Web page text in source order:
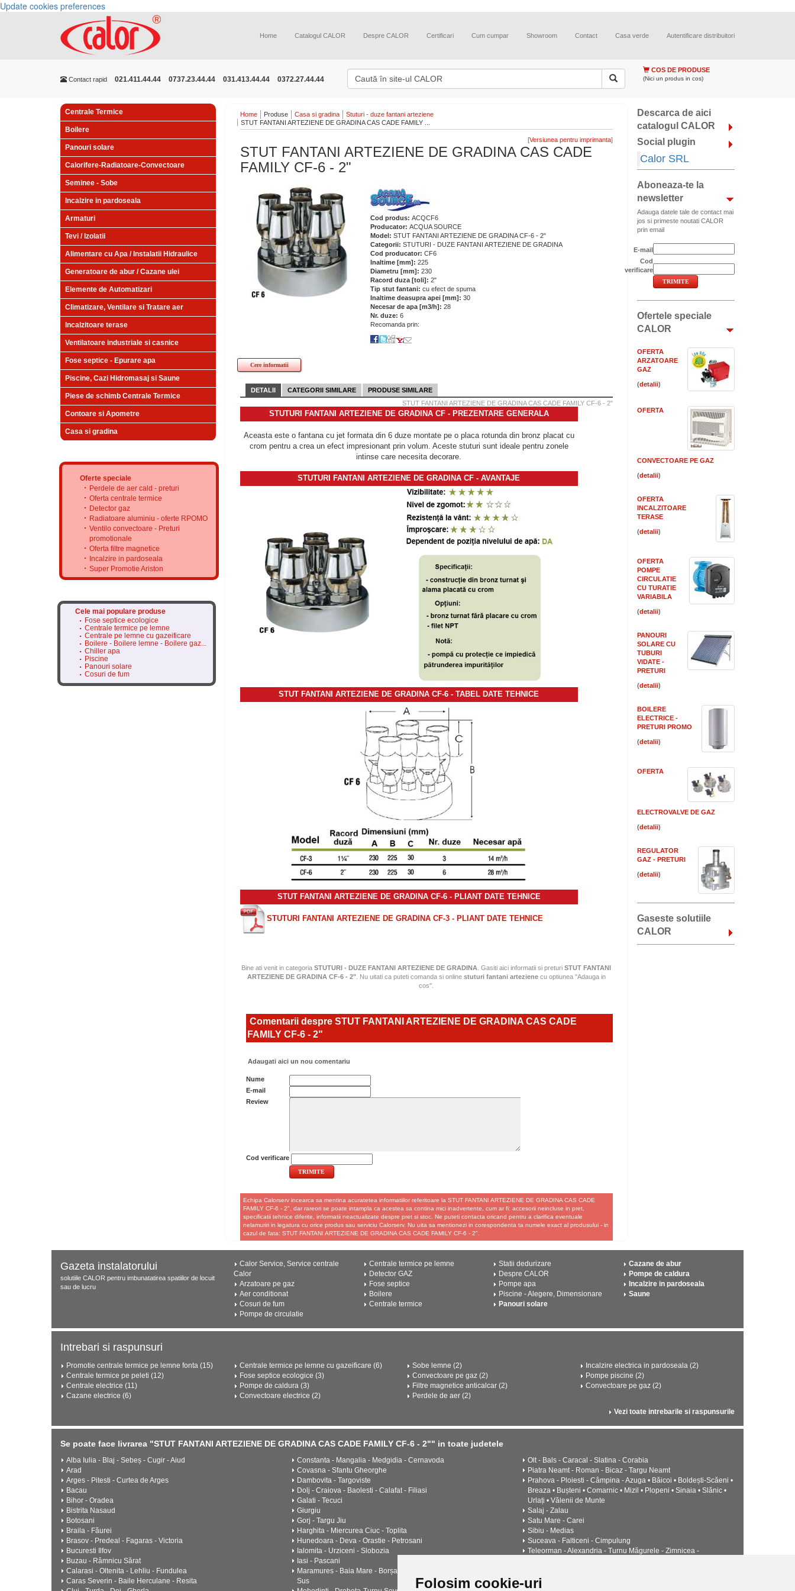
Folosim cookie-uri
Update cookies preferences
Home Catalogul CALOR Despre CALOR Certificari Cum cumpar Showroom Contact Casa verde Autentificare distribuitori
Contact rapid 021.411.44.44 0737.23.44.44 031.413.44.44 0372.27.44.44
COS DE PRODUSE
(Nici un produs in cos)
Centrale Termice
Boilere
Panouri solare
Calorifere-Radiatoare-Convectoare
Seminee - Sobe
Incalzire in pardoseala
Armaturi
Tevi / Izolatii
Alimentare cu Apa / Instalatii Hidraulice
Generatoare de abur / Cazane ulei
Elemente de Automatizari
Climatizare, Ventilare si Tratare aer
Incalzitoare terase
Ventilatoare industriale si casnice
Fose septice - Epurare apa
Piscine, Cazi Hidromasaj si Saune
Piese de schimb Centrale Termice
Contoare si Apometre
Casa si gradina
Oferte speciale
Perdele de aer cald - preturi
Oferta centrale termice
Detector gaz
Radiatoare aluminiu - oferte RPOMO
Ventilo convectoare - Preturi
promotionale
Oferta filtre magnetice
Incalzire in pardoseala
Super Promotie Ariston
Cele mai populare produse
Fose septice ecologice
Centrale termice pe lemne
Centrale pe lemne cu gazeificare
Boilere - Boilere lemne - Boilere gaz...
Chiller apa
Piscine
Panouri solare
Cosuri de fum
Home Produse Casa si gradina
Stuturi - duze fantani arteziene
STUT FANTANI ARTEZIENE DE GRADINA CAS CADE FAMILY ...
[ ]
STUT FANTANI ARTEZIENE DE GRADINA CAS CADE
FAMILY CF-6 - 2"
Cod produs: ACQCF6
Producator: ACQUA SOURCE
Model: STUT FANTANI ARTEZIENE DE GRADINA CF-6 - 2"
Categorii: STUTURI - DUZE FANTANI ARTEZIENE DE GRADINA
Cod producator: CF6
Inaltime [mm]: 225
Diametru [mm]: 230
Racord duza [toli]: 2"
Tip stut fantani: cu efect de spuma
Inaltime deasupra apei [mm]: 30
Necesar de apa [m3/h]: 28
Nr. duze: 6
Recomanda prin:
Cere informatii
DETALII CATEGORII SIMILARE
PRODUSE SIMILARE
STUT FANTANI ARTEZIENE DE GRADINA CAS CADE FAMILY CF-6 - 2"
STUTURI FANTANI ARTEZIENE DE GRADINA CF - PREZENTARE GENERALA
Aceasta este o fantana cu jet formata din 6 duze montate pe o placa rotunda din bronz placat cu
crom pentru a crea un efect impresionant prin volum. Aceste stuturi sunt ideale pentru zonele
intinse care necesita decorare.
STUTURI FANTANI ARTEZIENE DE GRADINA CF - AVANTAJE
STUT FANTANI ARTEZIENE DE GRADINA CF-6 - TABEL DATE TEHNICE
STUT FANTANI ARTEZIENE DE GRADINA CF-6 - PLIANT DATE TEHNICE
STUTURI FANTANI ARTEZIENE DE GRADINA CF-3 - PLIANT DATE TEHNICE
Bine ati venit in categoriaSTUTURI - DUZE FANTANI ARTEZIENE DE GRADINA . Gasiti aici informatii si preturiSTUT FANTANI
ARTEZIENE DE GRADINA CF-6 - 2". Nu uitati ca puteti comanda si online stuturi fantani artezienecu optiunea "Adauga in
cos".
Comentarii despre STUT FANTANI ARTEZIENE DE GRADINA CAS CADE
FAMILY CF-6 - 2"
Adaugati aici un nou comentariu
Nume
E-mail
Review
Cod verificare
Echipa Calorserv incearca sa mentina acuratetea informatiilor referitoare la STUT FANTANI ARTEZIENE DE GRADINA CAS CADE
FAMILY CF-6 - 2", dar rareori se poate intampla ca acestea sa contina mici inadvertente, cum ar fi: accesorii neincluse in pret,
specificatii tehnice diferite, informatii neactualizate despre pret si stoc. Ne puteti contacta oricand pentru a clarifica eventuale
nelamuriri in legatura cu orice produs sau serviciu Calorserv. Nu uita sa mentionezi in corespondenta ta numele exact al produsului - in
cazul de fata: STUT FANTANI ARTEZIENE DE GRADINA CAS CADE FAMILY CF-6 - 2".
Descarca de aici
catalogul CALOR
Social plugin
Calor SRL
Aboneaza-te la
newsletter
Adauga datele tale de contact mai
jos si primeste noutati CALOR
prin email
E-mail
Cod
verificare
Ofertele speciale
CALOR
OFERTA
ARZATOARE
GAZ
( )
OFERTA
CONVECTOARE PE GAZ
( )
OFERTA
INCALZITOARE
TERASE
( )
OFERTA
POMPE
CIRCULATIE
CU TURATIE
VARIABILA
( )
PANOURI
SOLARE CU
TUBURI
VIDATE -
PRETURI
( )
BOILERE
ELECTRICE -
PRETURI PROMO
( )
OFERTA
ELECTROVALVE DE GAZ
( )
REGULATOR
GAZ - PRETURI
( )
Gaseste solutiile
CALOR
Gazeta instalatorului
solutiile CALOR pentru imbunatatirea spatiilor de locuit
sau de lucru
Calor Service, Service centrale
Calor
Arzatoare pe gaz
Aer conditionat
Cosuri de fum
Pompe de circulatie
Centrale termice pe lemne
Detector GAZ
Fose septice
Boilere
Centrale termice
Statii dedurizare
Despre CALOR
Pompe apa
Piscine - Alegere, Dimensionare
Panouri solare
Cazane de abur
Pompe de caldura
Incalzire in pardoseala
Saune
Intrebari si raspunsuri
Promotie centrale termice pe lemne fonta (15)
Centrale termice pe peleti (12)
Centrale electrice (11)
Cazane electrice (6)
Centrale termice pe lemne cu gazeificare (6)
Fose septice ecologice (3)
Pompe de caldura (3)
Convectoare electrice (2)
Sobe lemne (2)
Convectoare pe gaz (2)
Filtre magnetice anticalcar (2)
Perdele de aer (2)
Incalzire electrica in pardoseala (2)
Pompe piscine (2)
Convectoare pe gaz (2)
Vezi toate intrebarile si raspunsurile
Se poate face livrarea "STUT FANTANI ARTEZIENE DE GRADINA CAS CADE FAMILY CF-6 - 2"" in toate judetele
Alba Iulia - Blaj - Sebeș - Cugir - Aiud
Arad
Arges - Pitesti - Curtea de Arges
Bacau
Bihor - Oradea
Bistrita Nasaud
Botosani
Braila - Făurei
Brasov - Predeal - Fagaras - Victoria
Bucuresti Ilfov
Buzau - Râmnicu Sărat
Calarasi - Oltenita - Lehliu - Fundulea
Caras Severin - Baile Herculane - Resita
Constanta - Mangalia - Medgidia - Cernavoda
Covasna - Sfantu Gheorghe
Dambovita - Targoviste
Dolj - Craiova - Baolesti - Calafat - Filiasi
Galati - Tecuci
Giurgiu
Gorj - Targu Jiu
Harghita - Miercurea Ciuc - Toplita
Hunedoara - Deva - Orastie - Petrosani
Ialomita - Urziceni - Slobozia
Iasi - Pascani
Maramures - Baia Mare - Borșa - Sighetu Marmatiei - Viseu de
Sus
Olt - Bals - Caracal - Slatina - Corabia
Piatra Neamt - Roman - Bicaz - Targu Neamt
Prahova - Ploiesti - Câmpina - Azuga • Băicoi • Boldești-Scăeni •
Breaza • Bușteni • Comarnic • Mizil • Plopeni • Sinaia • Slănic •
Urlați • Vălenii de Munte
Salaj - Zalau
Satu Mare - Carei
Sibiu - Medias
Suceava - Falticeni - Cimpulung
Teleorman - Alexandria - Turnu Măgurele - Zimnicea -
Valcea - Drăgășani - Râmnicu Vâlcea - Băile Govora • Băile